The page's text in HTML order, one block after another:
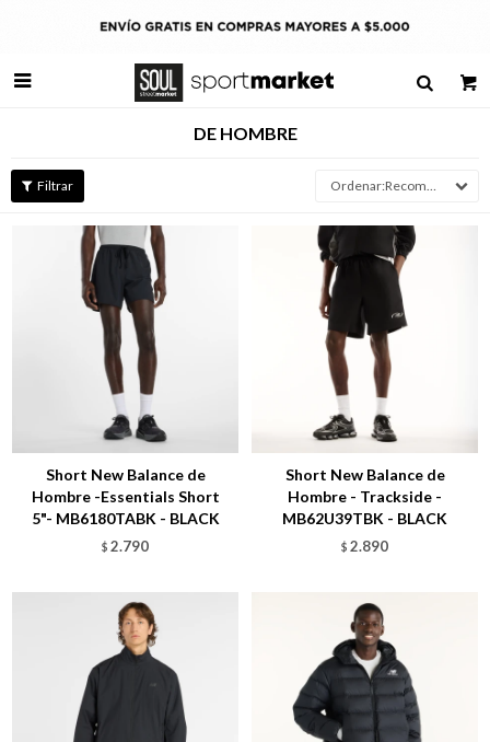

DE HOMBRE
Recomendados
Short New Balance de
Hombre -Essentials Short
5"- MB6180TABK - BLACK
$ 2.790
Short New Balance de
Hombre - Trackside -
MB62U39TBK - BLACK
$ 2.890